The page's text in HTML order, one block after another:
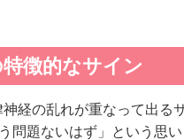
徴的なサイン
経の乱れが重なって出る
問題ないはず」という思い